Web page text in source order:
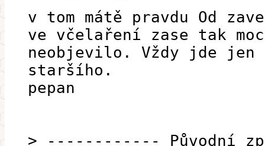
v tom mátě pravdu Od
ve včelaření zase tak
neobjevilo. Vždy jde jen
staršího.
pepan
> ------------ Původní